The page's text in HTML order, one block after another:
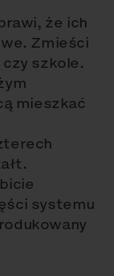
że ich
Zmieści
szkole.
mieszkać
systemu